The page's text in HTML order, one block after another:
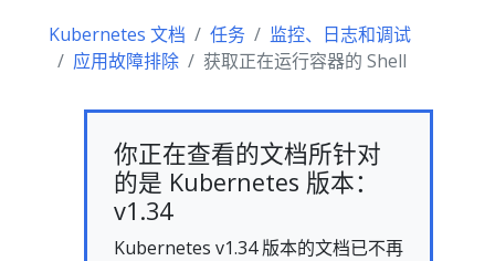
Kubernetes 文档 任务
监控、日志和调试
应用故障排除
获取正在运行容器的 Shell
你正在查看的文档所针对
的是 Kubernetes 版本：
v1.34
Kubernetes v1.34 版本的文档已不再